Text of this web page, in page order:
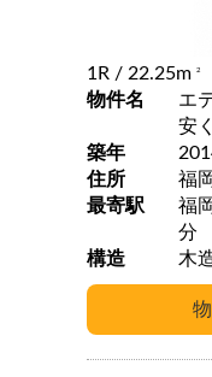
1R / 22.25m 2
物件名
エ
安
築年
住所
福
最寄駅
福岡
分
構造
木